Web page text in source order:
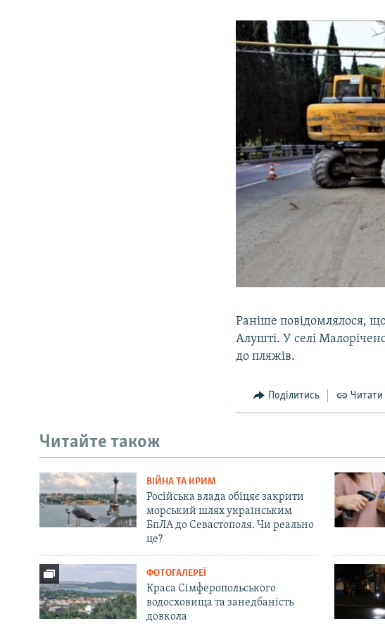
Раніше повідомлялося,
Алушті. У селі
до пляжів.
Поділитись Читати
Читайте також
ВІЙНА ТА КРИМ
Російська влада обіцяє закрити
морський шлях українським
БпЛА до Севастополя. Чи реально
це?
ФОТОГАЛЕРЕЇ
Краса Сімферопольського
водосховища та занедбаність
довкола